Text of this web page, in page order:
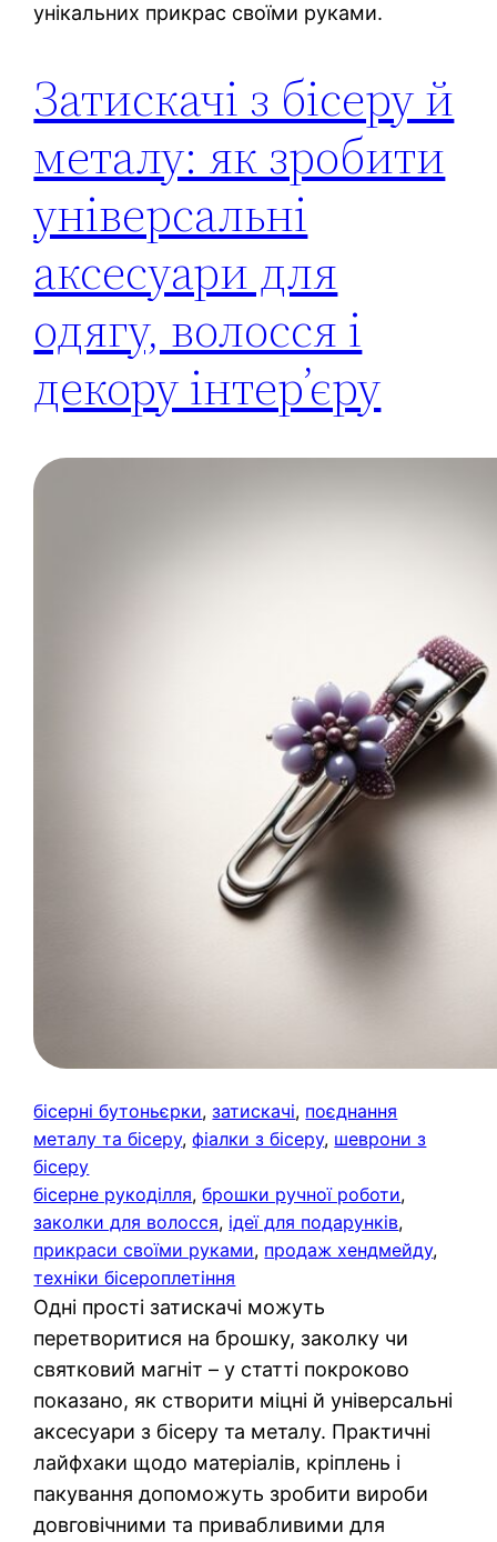
унікальних прикрас своїми руками.
Затискачі з бісеру й
металу: як зробити
універсальні
аксесуари для
одягу, волосся і
декору інтер’єру
бісерні бутоньєрки, затискачі, поєднання
металу та бісеру, фіалки з бісеру, шеврони з
бісеру
бісерне рукоділля, брошки ручної роботи
заколки для волосся, ідеї для подарунків
прикраси своїми руками, продаж хендмейду
техніки бісероплетіння
Одні прості затискачі можуть
перетворитися на брошку, заколку чи
святковий магніт – у статті покроково
показано, як створити міцні й універсальні
аксесуари з бісеру та металу. Практичні
лайфхаки щодо матеріалів, кріплень і
пакування допоможуть зробити вироби
довговічними та привабливими для